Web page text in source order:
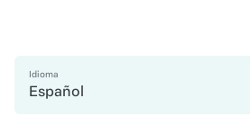
Idioma
Español